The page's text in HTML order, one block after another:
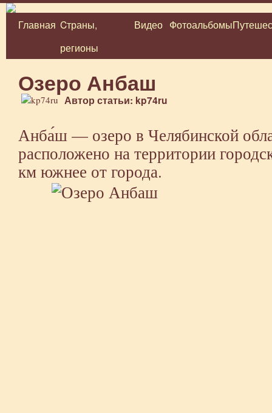
Перейти
Главная Cтраны,
регионы
Видео Фотоальбомы
Озеро Анбаш
Автор статьи: kp74ru
Анба́ш — озеро в Челябинской
расположено на территории
км южнее от города.